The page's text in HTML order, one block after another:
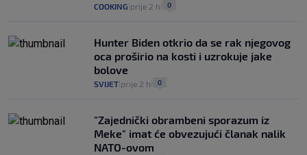
COOKING prije 2 h 0
Hunter Biden otkrio da se rak njegovog
oca proširio na kosti i uzrokuje jake
bolove
SVIJET prije 2 h 0
"Zajednički obrambeni sporazum iz
Meke" imat će obvezujući članak nalik
NATO-ovom